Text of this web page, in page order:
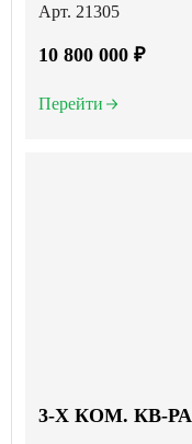
Арт. 21305
10 800 000 ₽
Перейти
3-X КОМ. КВ-